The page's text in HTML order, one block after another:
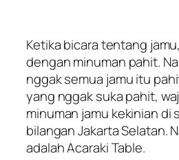
Ketika bicara tentang
dengan minuman pahit.
nggak semua jamu itu
yang nggak suka pahit,
minuman jamu kekinian di
bilangan Jakarta Selatan.
adalah Acaraki Table.